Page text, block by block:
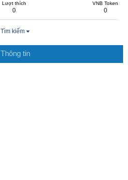
Lượt thích
0
VNB Token
0
Tìm kiếm
Thông tin